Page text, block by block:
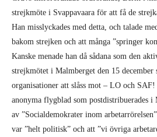
strejkmöte i Svappavaara för att få de
Han misslyckades med detta, och talade
bakom strejken och att många ”springer
Kanske menade han då sådana som den
strejkmötet i Malmberget den 15 december
organisationer att slåss mot – LO och
anonyma flygblad som postdistribuerades i
av ”Socialdemokrater inom
var ”helt politisk” och att ”vi övriga